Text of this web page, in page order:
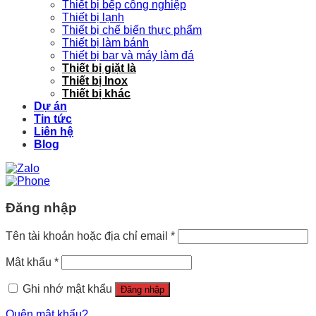
Thiết bị bếp công nghiệp
Thiết bị lạnh
Thiết bị chế biến thực phẩm
Thiết bị làm bánh
Thiết bị bar và máy làm đá
Thiết bị giặt là
Thiết bị Inox
Thiết bị khác
Dự án
Tin tức
Liên hệ
Blog
Đăng nhập
Tên tài khoản hoặc địa chỉ email *
Mật khẩu *
Ghi nhớ mật khẩu Đăng nhập